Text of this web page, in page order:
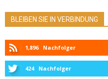
BLEIBEN SIE IN VERBINDUNG
1,896 Nachfolger
424 Nachfolger